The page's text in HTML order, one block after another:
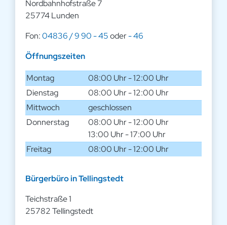
Nordbahnhofstraße 7
25774 Lunden
Fon:04836 / 9 90 - 45oder- 46
Öffnungszeiten
Montag
08:00 Uhr - 12:00 Uhr
Dienstag
08:00 Uhr - 12:00 Uhr
Mittwoch
geschlossen
Donnerstag
08:00 Uhr - 12:00 Uhr
13:00 Uhr - 17:00 Uhr
Freitag
08:00 Uhr - 12:00 Uhr
Bürgerbüro in Tellingstedt
Teichstraße 1
25782 Tellingstedt